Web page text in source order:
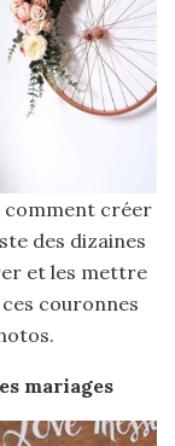
comment créer
des dizaines
et les mettre
couronnes
mariages